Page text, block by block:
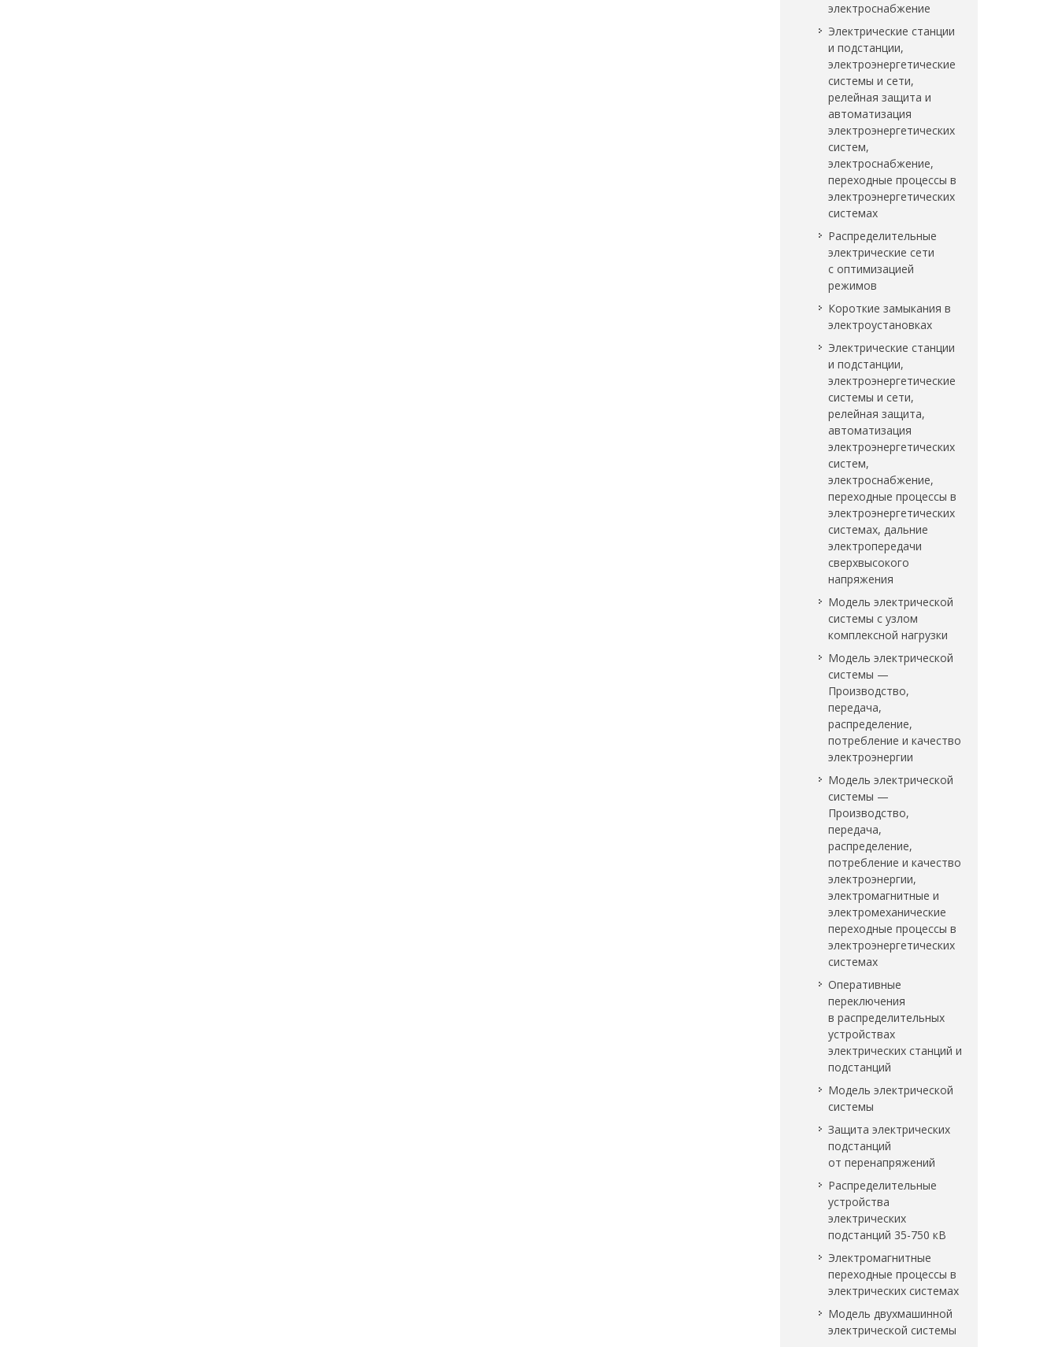
электроснабжение
Электрические станции
и подстанции,
электроэнергетические
системы и сети,
релейная защита и
автоматизация
электроэнергетических
систем,
электроснабжение,
переходные процессы в
электроэнергетических
системах
Распределительные
электрические сети
с оптимизацией
режимов
Короткие замыкания в
электроустановках
Электрические станции
и подстанции,
электроэнергетические
системы и сети,
релейная защита,
автоматизация
электроэнергетических
систем,
электроснабжение,
переходные процессы в
электроэнергетических
системах, дальние
электропередачи
сверхвысокого
напряжения
Модель электрической
системы с узлом
комплексной нагрузки
Модель электрической
системы —
Производство,
передача,
распределение,
потребление и качество
электроэнергии
Модель электрической
системы —
Производство,
передача,
распределение,
потребление и качество
электроэнергии,
электромагнитные и
электромеханические
переходные процессы в
электроэнергетических
системах
Оперативные
переключения
в распределительных
устройствах
электрических станций и
подстанций
Модель электрической
системы
Защита электрических
подстанций
от перенапряжений
Распределительные
устройства
электрических
подстанций 35-750 кВ
Электромагнитные
переходные процессы в
электрических системах
Модель двухмашинной
электрической системы